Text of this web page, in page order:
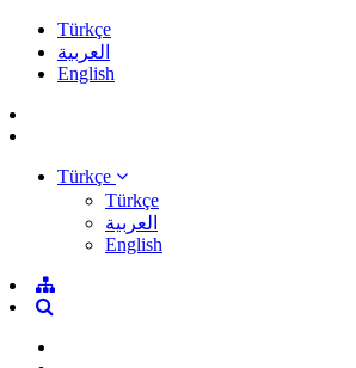
Türkçe
العربية
English
Türkçe
Türkçe
العربية
English